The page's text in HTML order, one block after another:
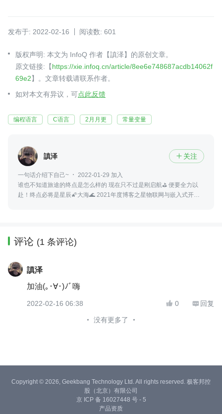
发布于: 2022-02-16 阅读数: 601
版权声明: 本文为 InfoQ 作者【謓泽】的原创文章。
原文链接:【https://xie.infoq.cn/article/8ee6e748687acdb14062f
69e2】。文章转载请联系作者。
如对本文有异议，可点此反馈
编程语言 C语言 2月月更 常量变量
謓泽  关注
一句话介绍下自己~
2022-01-29 加入
谁也不知道旅途的终点是怎么样的 现在只不过是刚启航⛳ 便要全力以
赴！终点必将是星辰🌠大海🌊 2021年度博客之星物联网与嵌入式开发
评论 (1 条评论)
謓泽
加油(｡･∀･)ﾉﾞ嗨
2022-02-16 06:38  0  回复
没有更多了
Copyright © 2026, Geekbang Technology Ltd. All rights reserved. 极客邦控
股（北京）有限公司
京 ICP 备 16027448 号 - 5
产品资质